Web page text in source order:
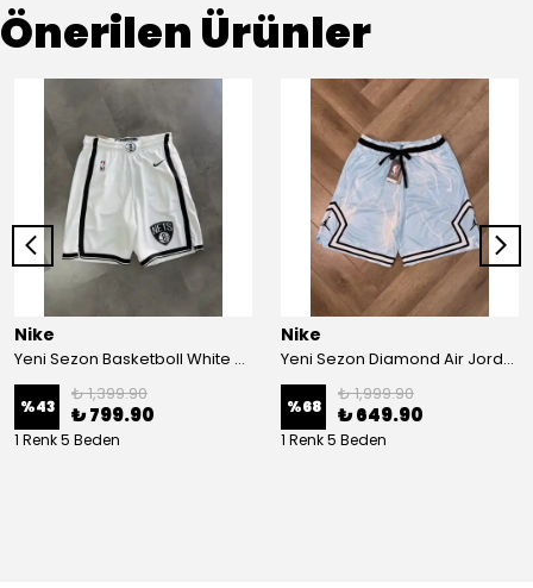
Önerilen Ürünler
Nike
Yeni Sezon Basketboll White Şort
%43
₺ 1,399.90
₺ 799.90
1 Renk 5 Beden
Nike
Yeni Sezon Diamond Air Jordan Relax Basketball Şort
%68
₺ 1,999.90
₺ 649.90
1 Renk 5 Beden